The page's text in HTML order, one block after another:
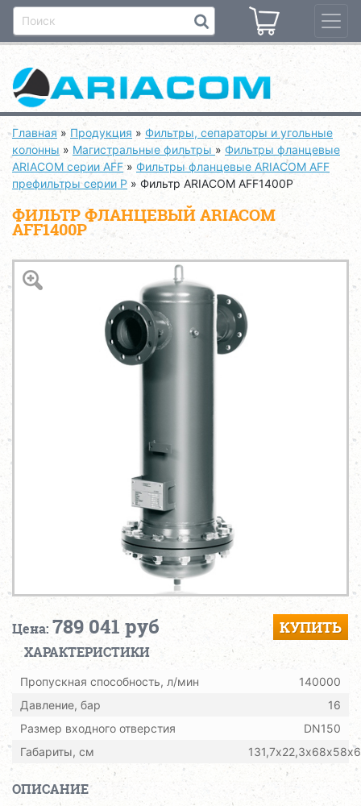
Главная » Продукция » Фильтры, сепараторы и угольные
колонны » Магистральные фильтры » Фильтры фланцевые
ARIACOM серии AFF» Фильтры фланцевые ARIACOM AFF
префильтры серии P » Фильтр ARIACOM AFF1400P
ФИЛЬТР ФЛАНЦЕВЫЙ ARIACOM
AFF1400P
Цена: 789 041 руб КУПИТЬ
ХАРАКТЕРИСТИКИ
Пропускная способность, л/мин
140000
Давление, бар
16
Размер входного отверстия
DN150
Габариты, см
ОПИСАНИЕ